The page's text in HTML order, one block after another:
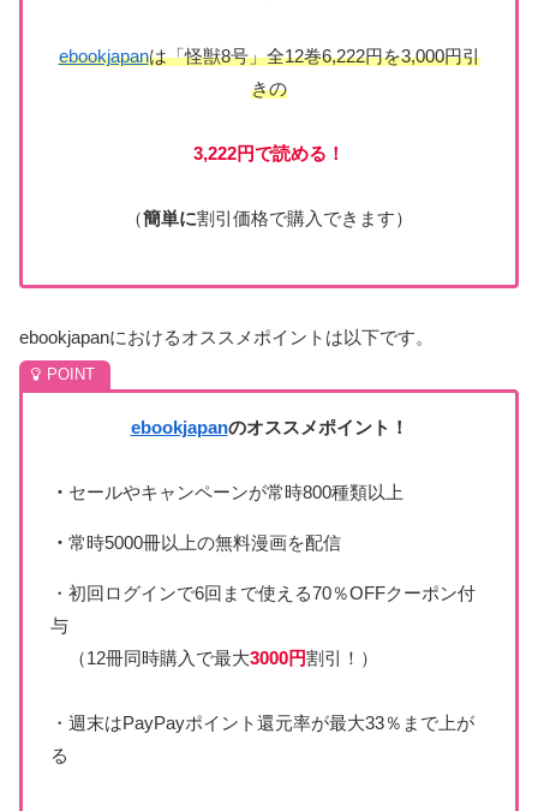
ebookjapanは「怪獣8号」全12巻6,222円を3,000円引
きの
3,222円で読める！
（簡単に割引価格で購入できます）
ebookjapanにおけるオススメポイントは以下です。
ebookjapanのオススメポイント！
・ セールやキャンペーンが常時800種類以上
・ 常時5000冊以上の無料漫画を配信
・初回ログインで6回まで使える70％OFFクーポン付
与
（12冊同時購入で最大3000円割引！）
・週末はPayPayポイント還元率が最大33％まで上が
る